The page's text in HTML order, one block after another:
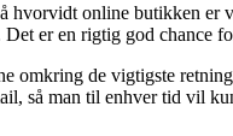
hvorvidt online butikken
er en rigtig god chance
omkring de vigtigste
så man til enhver tid vil